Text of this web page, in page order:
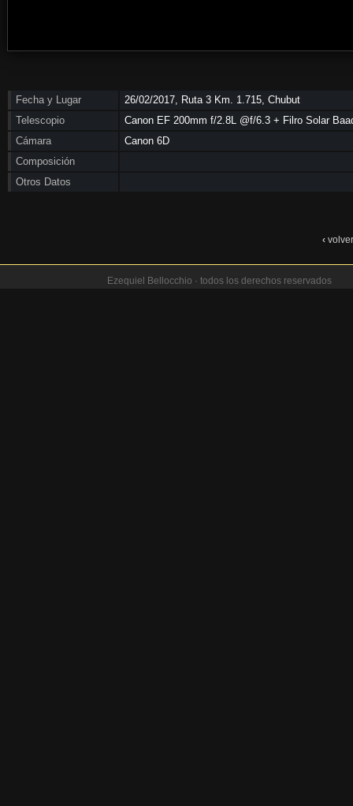
Fecha y Lugar
26/02/2017, Ruta 3 Km. 1.715, Chubut
Telescopio
Canon EF 200mm f/2.8L @f/6.3 + Filro Solar
Cámara
Canon 6D
Composición
Otros Datos
‹ volver
Ezequiel Bellocchio · todos los derechos reservados